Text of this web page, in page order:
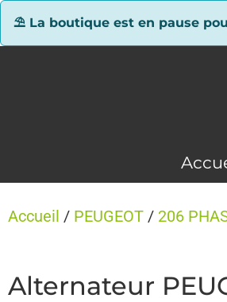
⛱ La boutique est en pause
Accueil / PEUGEOT / 206
Alternateur
Panneau de gestion des